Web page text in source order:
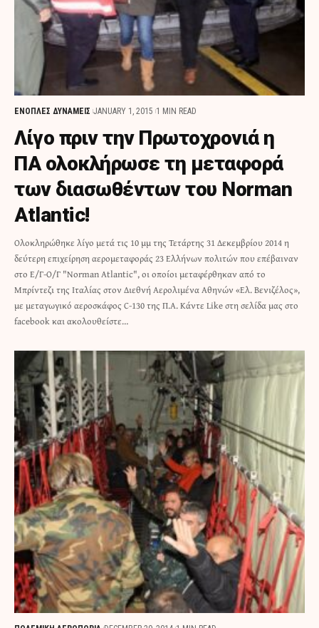
ΕΝΟΠΛΕΣ ΔΥΝΑΜΕΙΣ JANUARY 1, 2015 1 MIN READ
Λίγο πριν την Πρωτοχρονιά η
ΠΑ ολοκλήρωσε τη μεταφορά
των διασωθέντων του Norman
Atlantic!
Ολοκληρώθηκε λίγο μετά τις 10 μμ της Τετάρτης 31 Δεκεμβρίου 2014 η
δεύτερη επιχείρηση αερομεταφοράς 23 Ελλήνων πολιτών που επέβαιναν
στο Ε/Γ-Ο/Γ "Norman Atlantic", οι οποίοι μεταφέρθηκαν από το
Μπρίντεζι της Ιταλίας στον Διεθνή Αερολιμένα Αθηνών «Ελ. Βενιζέλος»,
με μεταγωγικό αεροσκάφος C-130 της Π.Α. Κάντε Like στη σελίδα μας στο
facebook και ακολουθείστε…